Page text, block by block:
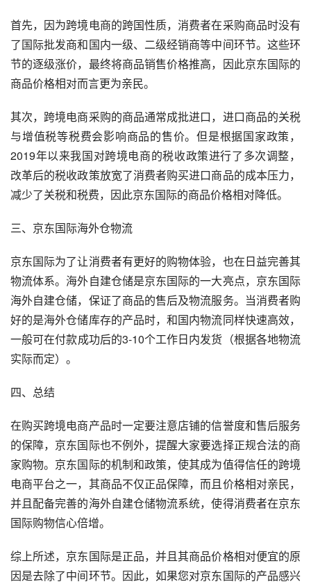
首先，因为跨境电商的跨国性质，消费者在采购商品时没有
了国际批发商和国内一级、二级经销商等中间环节。这些环
节的逐级涨价，最终将商品销售价格推高，因此京东国际的
商品价格相对而言更为亲民。
其次，跨境电商采购的商品通常成批进口，进口商品的关税
与增值税等税费会影响商品的售价。但是根据国家政策，
2019年以来我国对跨境电商的税收政策进行了多次调整，
改革后的税收政策放宽了消费者购买进口商品的成本压力，
减少了关税和税费，因此京东国际的商品价格相对降低。
三、京东国际海外仓物流
京东国际为了让消费者有更好的购物体验，也在日益完善其
物流体系。海外自建仓储是京东国际的一大亮点，京东国际
海外自建仓储，保证了商品的售后及物流服务。当消费者购
好的是海外仓储库存的产品时，和国内物流同样快速高效，
一般可在付款成功后的3-10个工作日内发货（根据各地物流
实际而定）。
四、总结
在购买跨境电商产品时一定要注意店铺的信誉度和售后服务
的保障，京东国际也不例外，提醒大家要选择正规合法的商
家购物。京东国际的机制和政策，使其成为值得信任的跨境
电商平台之一，其商品不仅正品保障，而且价格相对亲民，
并且配备完善的海外自建仓储物流系统，使得消费者在京东
国际购物信心倍增。
综上所述，京东国际是正品，并且其商品价格相对便宜的原
因是去除了中间环节。因此，如果您对京东国际的产品感兴